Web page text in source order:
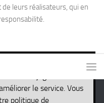
leurs réalisateurs, qui en
le service. Vous
politique de